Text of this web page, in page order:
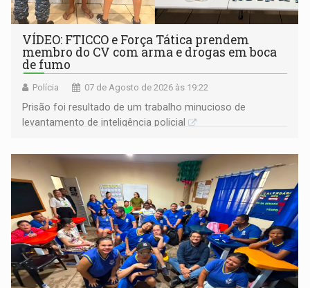
VÍDEO: FTICCO e Força Tática prendem
membro do CV com arma e drogas em boca
de fumo
Polícia 07 de Agosto de 2026 às 19:22
Prisão foi resultado de um trabalho minucioso de
levantamento de inteligência policial